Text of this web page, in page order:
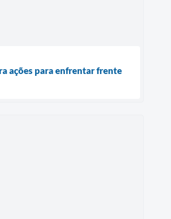
ações para enfrentar frente